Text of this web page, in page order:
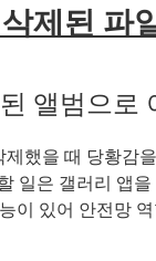
제된 파
앨범으로
했을 때 당황감
일은 갤러리 앱
이 있어 안전망